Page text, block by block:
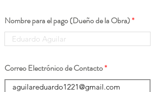
Nombre para el pago (Dueño de la Obra)
Correo Electrónico de Contacto